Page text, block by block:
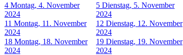
4 Montag, 4. November
2024
5 Dienstag, 5. November
2024
11 Montag, 11. November
2024
12 Dienstag, 12. November
2024
18 Montag, 18. November
2024
19 Dienstag, 19. November
2024